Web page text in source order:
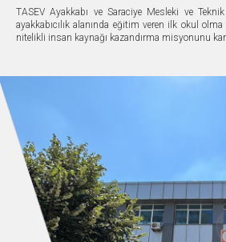
TASEV Ayakkabı ve Saraciye Mesleki ve
ayakkabıcılık alanında eğitim veren ilk okul
nitelikli insan kaynağı kazandırma misyonunu